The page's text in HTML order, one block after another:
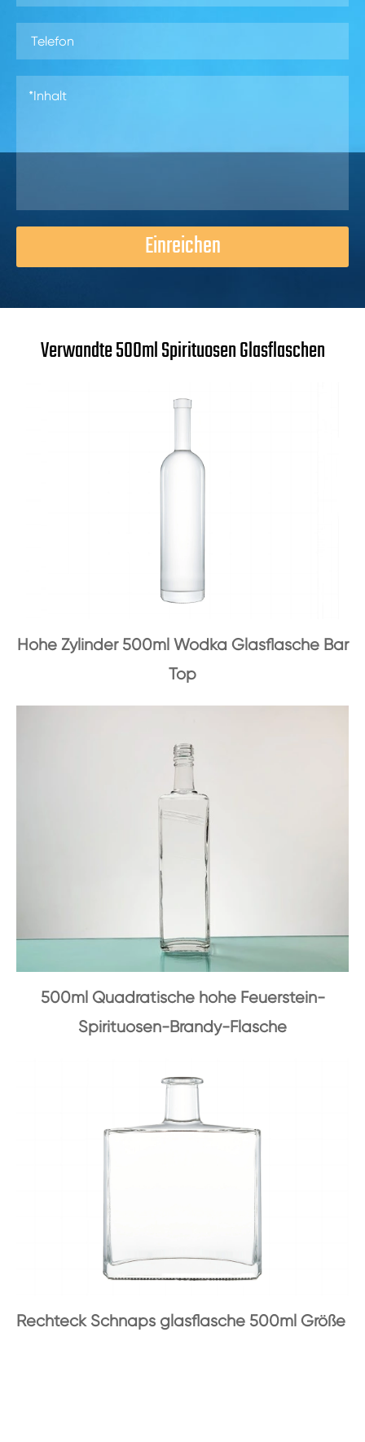
Einreichen
Verwandte 500ml Spirituosen Glasflaschen
Hohe Zylinder 500ml Wodka Glasflasche Bar
Top
500ml Quadratische hohe Feuerstein-
Spirituosen-Brandy-Flasche
Rechteck Schnaps glasflasche 500ml Größe